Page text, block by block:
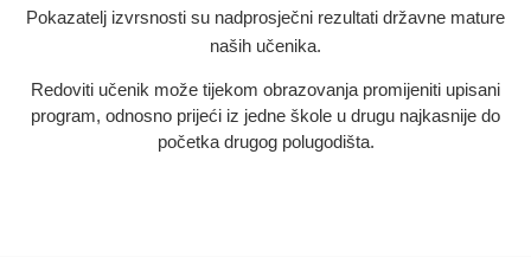
Pokazatelj izvrsnosti su nadprosječni rezultati državne mature
naših učenika.
Redoviti učenik može tijekom obrazovanja promijeniti upisani
program, odnosno prijeći iz jedne škole u drugu najkasnije do
početka drugog polugodišta.